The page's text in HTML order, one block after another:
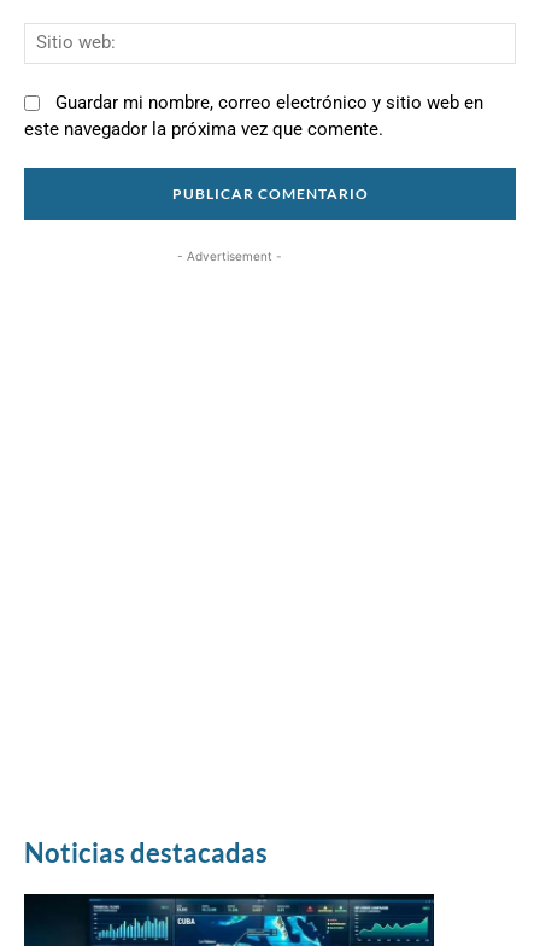
Guardar mi nombre, correo electrónico y sitio web en
este navegador la próxima vez que comente.
- Advertisement -
Noticias destacadas